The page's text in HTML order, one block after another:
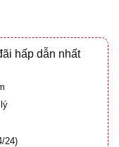
hấp dẫn nhất
24)